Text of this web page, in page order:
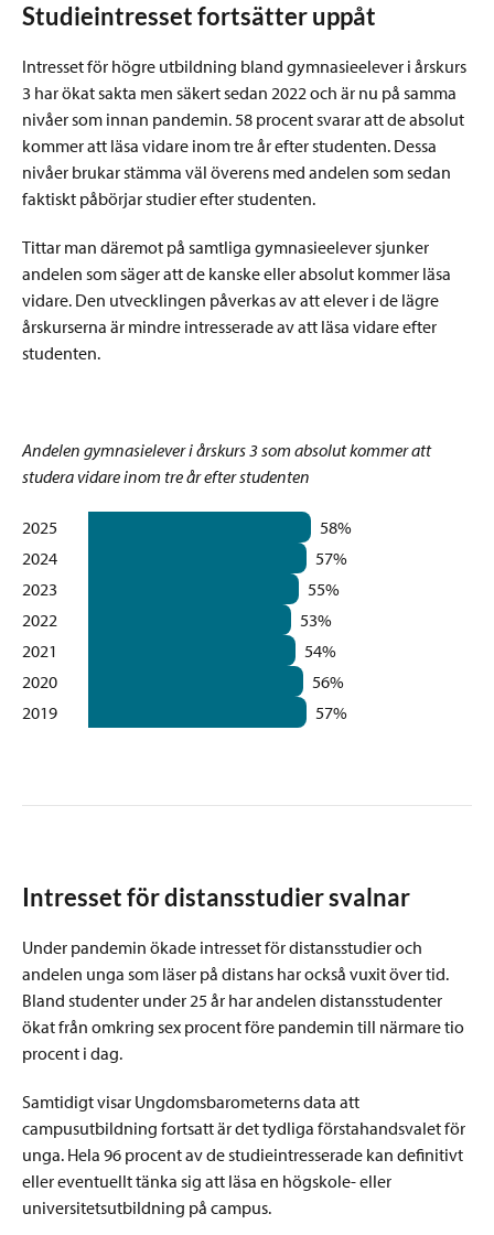
Studieintresset fortsätter uppåt
Intresset för högre utbildning bland gymnasieelever i årskurs
3 har ökat sakta men säkert sedan 2022 och är nu på samma
nivåer som innan pandemin. 58 procent svarar att de absolut
kommer att läsa vidare inom tre år efter studenten. Dessa
nivåer brukar stämma väl överens med andelen som sedan
faktiskt påbörjar studier efter studenten.
Tittar man däremot på samtliga gymnasieelever sjunker
andelen som säger att de kanske eller absolut kommer läsa
vidare. Den utvecklingen påverkas av att elever i de lägre
årskurserna är mindre intresserade av att läsa vidare efter
studenten.
Andelen gymnasielever i årskurs 3 som absolut kommer att
studera vidare inom tre år efter studenten
2025
58%
2024
57%
2023
55%
2022
53%
2021
54%
2020
56%
2019
57%
Intresset för distansstudier svalnar
Under pandemin ökade intresset för distansstudier och
andelen unga som läser på distans har också vuxit över tid.
Bland studenter under 25 år har andelen distansstudenter
ökat från omkring sex procent före pandemin till närmare tio
procent i dag.
Samtidigt visar Ungdomsbarometerns data att
campusutbildning fortsatt är det tydliga förstahandsvalet för
unga. Hela 96 procent av de studieintresserade kan definitivt
eller eventuellt tänka sig att läsa en högskole- eller
universitetsutbildning på campus.